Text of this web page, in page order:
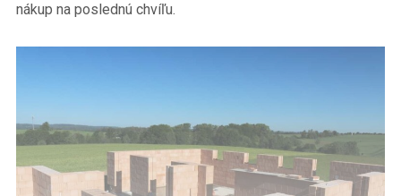
nákup na poslednú chvíľu.